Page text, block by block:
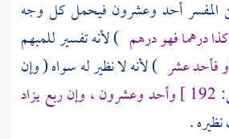
أحد وعشرون فيحمل كل وجه
درهما فهو درهم ) لأنه تفسير للمبهم
فأحد عشر ) لأنه لا نظير له سواه ( وإن
وأحد وعشرون ، وإن ربع يزاد
.